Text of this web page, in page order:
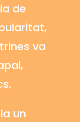
de
va
un